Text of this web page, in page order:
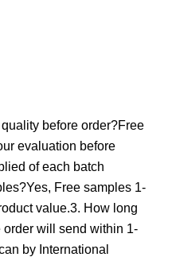
before order?Free
evaluation before
of each batch
Free samples 1-
value.3. How long
order will send within 1-
by International